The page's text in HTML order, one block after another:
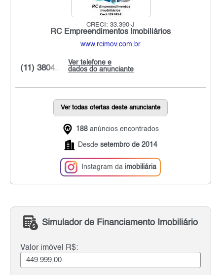
CRECI: 33.390-J
RC Empreendimentos Imobiliários
www.rcimov.com.br
Ver telefone e
dados do anunciante
(11) 3804...
Ver todas ofertas deste anunciante
188 anúncios encontrados
Desde setembro de 2014
Instagram da imobiliária
Simulador de Financiamento Imobiliário
Valor imóvel R$: